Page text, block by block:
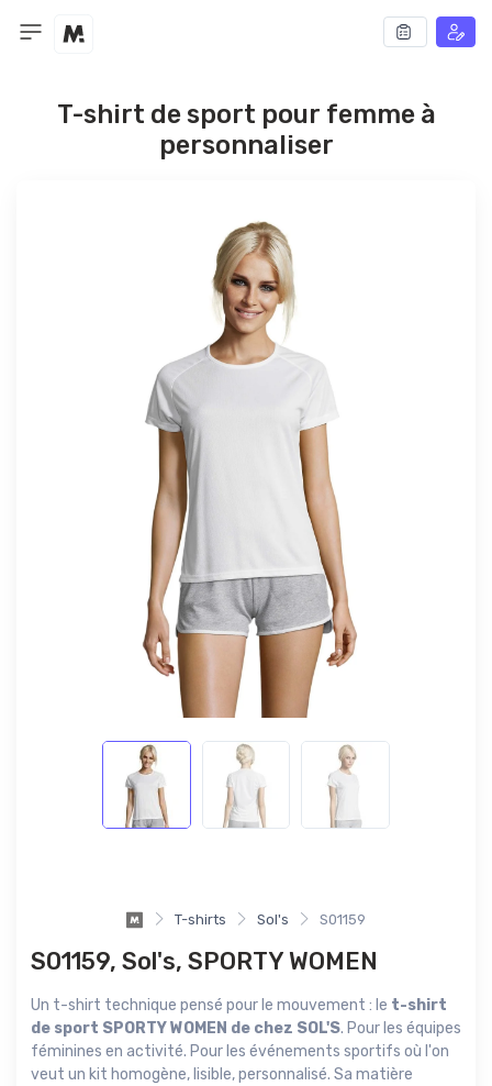
T-shirt de sport pour femme à
personnaliser
T-shirts Sol's S01159
S01159, Sol's, SPORTY WOMEN
Un t-shirt technique pensé pour le mouvement : le t-shirt
de sport SPORTY WOMEN de chez SOL'S. Pour les équipes
féminines en activité. Pour les événements sportifs où l'on
veut un kit homogène, lisible, personnalisé. Sa matière